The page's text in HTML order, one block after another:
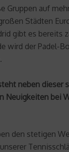
Gruppen auf
Städten
gibt es bereits
wird der Padel-
neben dieser
Neuigkeiten bei
den stetigen